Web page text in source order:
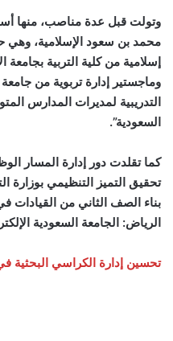
وتولت قبل عدة مناصب، منها
محمد بن سعود الإسلامية،
إسلامية من كلية التربية بجامعة
وماجستير إدارة تربوية من
التدريبية لمديرات المدارس
السعودية”.
كما تقلدت دور إدارة المسار
تحقيق التميز التنظيمي بوزارة
بناء الصف الثاني من القيادات
الرياض: الجامعة السعودية
تحسين إدارة الكراسي البحثية